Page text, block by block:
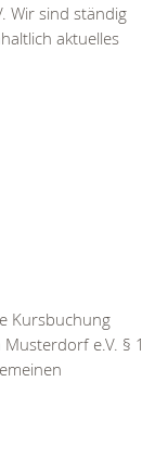
Wir sind ständig
aktuelles
Kursbuchung
e.V. § 1